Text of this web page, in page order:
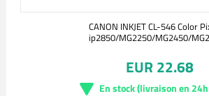
CANON INKJET CL-546 Color
ip2850/MG2250/MG2450/
EUR 22.68
En stock (livraison en